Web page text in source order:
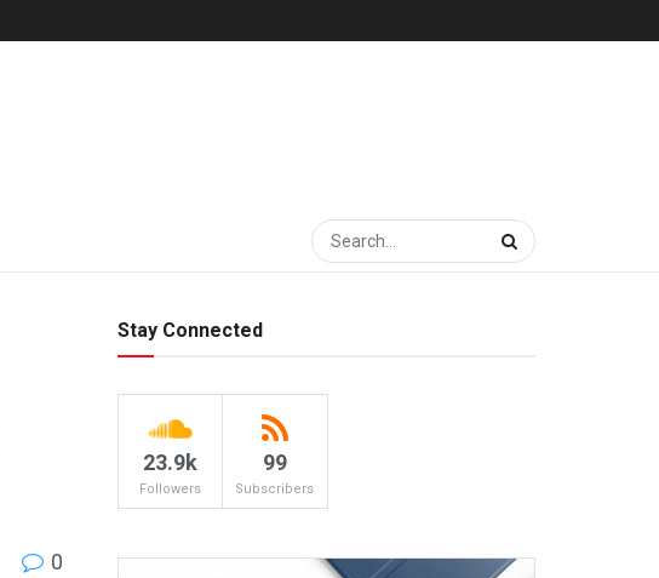
0
Stay Connected
23.9k
Followers
99
Subscribers